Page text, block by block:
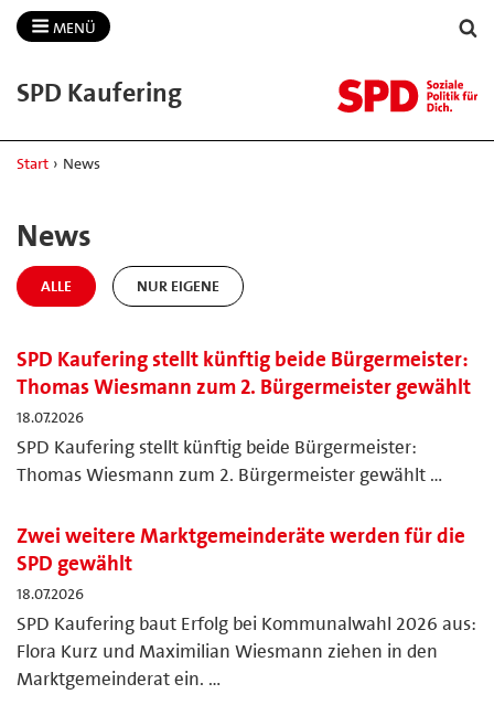
MENÜ
SPD Kaufering
Start › News
News
ALLE NUR EIGENE
SPD Kaufering stellt künftig beide Bürgermeister:
Thomas Wiesmann zum 2. Bürgermeister gewählt
18.07.2026
SPD Kaufering stellt künftig beide Bürgermeister:
Thomas Wiesmann zum 2. Bürgermeister gewählt …
Zwei weitere Marktgemeinderäte werden für die
SPD gewählt
18.07.2026
SPD Kaufering baut Erfolg bei Kommunalwahl 2026 aus:
Flora Kurz und Maximilian Wiesmann ziehen in den
Marktgemeinderat ein. …